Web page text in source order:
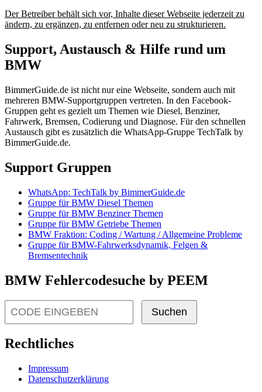
Der Betreiber behält sich vor, Inhalte dieser Webseite jederzeit zu
ändern, zu ergänzen, zu entfernen oder neu zu strukturieren.
Support, Austausch & Hilfe rund um
BMW
BimmerGuide.de ist nicht nur eine Webseite, sondern auch mit
mehreren BMW-Supportgruppen vertreten. In den Facebook-
Gruppen geht es gezielt um Themen wie Diesel, Benziner,
Fahrwerk, Bremsen, Codierung und Diagnose. Für den schnellen
Austausch gibt es zusätzlich die WhatsApp-Gruppe TechTalk by
BimmerGuide.de.
Support Gruppen
WhatsApp: TechTalk by BimmerGuide.de
Gruppe für BMW Diesel Themen
Gruppe für BMW Benziner Themen
Gruppe für BMW Getriebe Themen
BMW Fraktion: Coding / Wartung / Allgemeine Probleme
Gruppe für BMW-Fahrwerksdynamik, Felgen &
Bremsentechnik
BMW Fehlercodesuche by PEEM
Suchen
Rechtliches
Impressum
Datenschutzerklärung